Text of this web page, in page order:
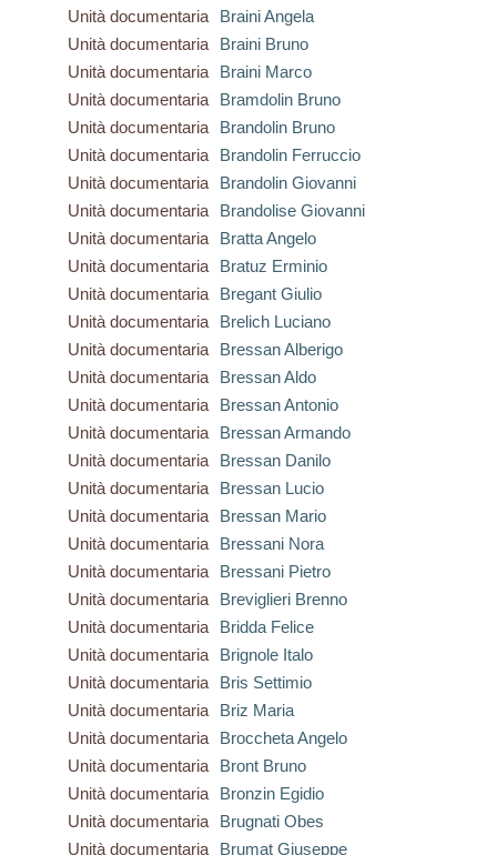
Unità documentaria
Braini Angela
Unità documentaria
Braini Bruno
Unità documentaria
Braini Marco
Unità documentaria
Bramdolin Bruno
Unità documentaria
Brandolin Bruno
Unità documentaria
Brandolin Ferruccio
Unità documentaria
Brandolin Giovanni
Unità documentaria
Brandolise Giovanni
Unità documentaria
Bratta Angelo
Unità documentaria
Bratuz Erminio
Unità documentaria
Bregant Giulio
Unità documentaria
Brelich Luciano
Unità documentaria
Bressan Alberigo
Unità documentaria
Bressan Aldo
Unità documentaria
Bressan Antonio
Unità documentaria
Bressan Armando
Unità documentaria
Bressan Danilo
Unità documentaria
Bressan Lucio
Unità documentaria
Bressan Mario
Unità documentaria
Bressani Nora
Unità documentaria
Bressani Pietro
Unità documentaria
Breviglieri Brenno
Unità documentaria
Bridda Felice
Unità documentaria
Brignole Italo
Unità documentaria
Bris Settimio
Unità documentaria
Briz Maria
Unità documentaria
Broccheta Angelo
Unità documentaria
Bront Bruno
Unità documentaria
Bronzin Egidio
Unità documentaria
Brugnati Obes
Unità documentaria
Brumat Giuseppe